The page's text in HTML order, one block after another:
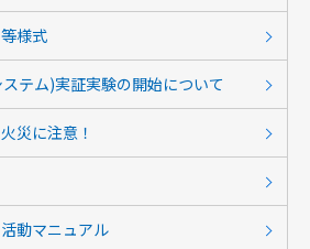
様式
テム)実証実験の開始について
災に注意！
動マニュアル